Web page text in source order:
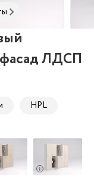
фасад ЛДСП
HPL